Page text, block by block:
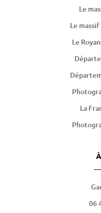
Le
Le
Le
La
06